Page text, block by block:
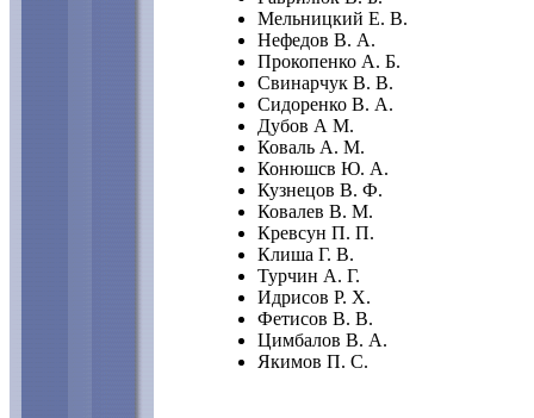
Мельницкий Е. В.
Нефедов В. А.
Прокопенко А. Б.
Свинарчук В. В.
Сидоренко В. А.
Дубов А М.
Коваль А. М.
Конюшсв Ю. А.
Кузнецов В. Ф.
Ковалев В. М.
Кревсун П. П.
Клиша Г. В.
Турчин А. Г.
Идрисов Р. X.
Фетисов В. В.
Цимбалов В. А.
Якимов П. С.